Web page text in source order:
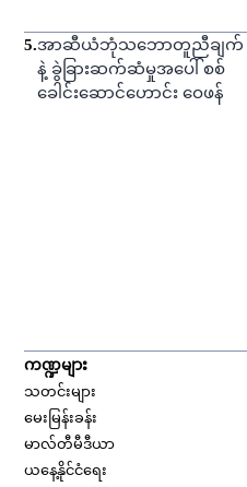
5.အာဆီယံဘုံသဘောတူညီချက်
နဲ့ ခွဲခြားဆက်ဆံမှုအပေါ် စစ်
ခေါင်းဆောင်ဟောင်း ဝေဖန်
ကဏ္ဍများ
သတင်းများ
မေးမြန်းခန်း
မာလ်တီမီဒီယာ
ယနေ့နိုင်ငံရေး